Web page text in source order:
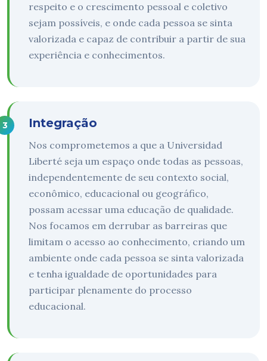
respeito e o crescimento pessoal e coletivo
sejam possíveis, e onde cada pessoa se sinta
valorizada e capaz de contribuir a partir de sua
experiência e conhecimentos.
Integração
Nos comprometemos a que a Universidad
Liberté seja um espaço onde todas as pessoas,
independentemente de seu contexto social,
econômico, educacional ou geográfico,
possam acessar uma educação de qualidade.
Nos focamos em derrubar as barreiras que
limitam o acesso ao conhecimento, criando um
ambiente onde cada pessoa se sinta valorizada
e tenha igualdade de oportunidades para
participar plenamente do processo
educacional.